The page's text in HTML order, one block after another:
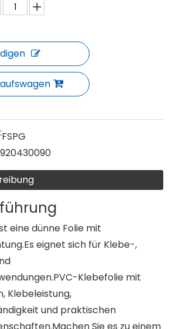
FSPG
eine dünne Folie mit
eignet sich für Klebe-,
Klebefolie mit
Klebeleistung,
und praktischen